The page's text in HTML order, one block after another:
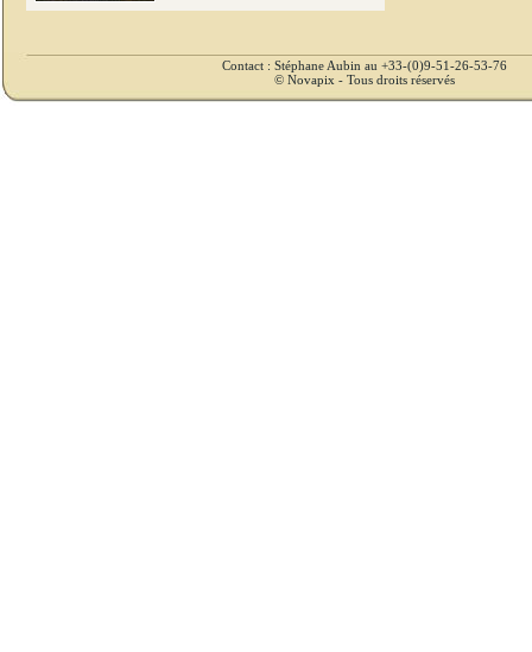
Contact : Stéphane Aubin au +33-(0)9-51-26-53-76
© Novapix - Tous droits réservés